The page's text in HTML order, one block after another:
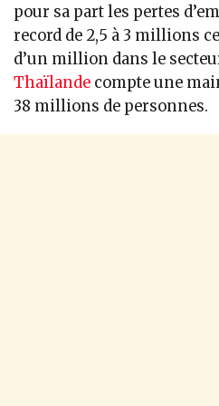
pour sa part les pertes
record de 2,5 à 3 millions
d’un million dans le
Thaïlande compte une
38 millions de personnes.